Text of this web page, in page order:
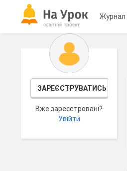
Журнал
ЗАРЕЄСТРУВАТИСЬ
Вже зареєстровані?
Увійти